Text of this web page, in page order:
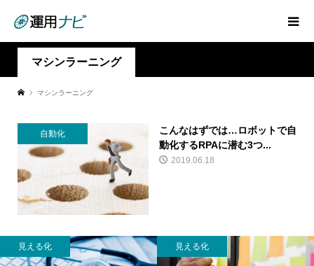
マシンラーニング
マシンラーニング
自動化
こんなはずでは…ロボットで自
動化するRPAに潜む3つ...
2019.06.18
見える化 見える化